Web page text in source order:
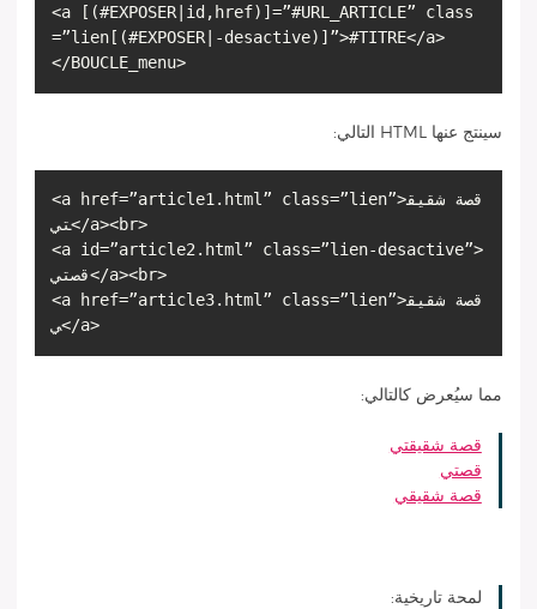
<a [(#EXPOSER|id,href)]=”#URL_ARTICLE” class
=”lien[(#EXPOSER|-desactive)]”>#TITRE</a>
سينتج عنها HTML التالي:
<a href=”article1.html” class=”lien”>قصة شقيق
تي</a><br>
<a id=”article2.html” class=”lien-desactive”>
قصتي</a><br>
<a href=”article3.html” class=”lien”>قصة شقيق
مما سيُعرض كالتالي:
قصة شقيقتي
قصتي
قصة شقيقي
لمحة تاريخية: